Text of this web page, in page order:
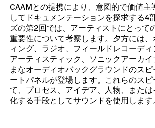
CAAMとの提携により、意図的で価値主
してドキュメンテーションを探求する4
ズの第2回では、アーティストにとって
重要性について考察します。夕方には
ィング、ラジオ、フィールドレコーデ
アーティスティック、ソニックアーカ
まなオーディオバックグラウンドのス
ートパネルが登場します。これらのス
て、プロセス、アイデア、人物、また
化する手段としてサウンドを使用します。